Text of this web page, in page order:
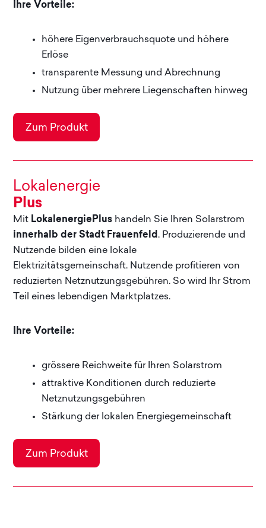
Ihre Vorteile:
höhere Eigenverbrauchsquote und höhere
Erlöse
transparente Messung und Abrechnung
Nutzung über mehrere Liegenschaften hinweg
Eigenverbrauch Max -
Zum Produkt
Lokalenergie
Plus
Mit LokalenergiePlus handeln Sie Ihren Solarstrom
innerhalb der Stadt Frauenfeld. Produzierende und
Nutzende bilden eine lokale
Elektrizitätsgemeinschaft. Nutzende profitieren von
reduzierten Netznutzungsgebühren. So wird Ihr Strom
Teil eines lebendigen Marktplatzes.
Ihre Vorteile:
grössere Reichweite für Ihren Solarstrom
attraktive Konditionen durch reduzierte
Netznutzungsgebühren
Stärkung der lokalen Energiegemeinschaft
Lokalenergie Plus -
Zum Produkt